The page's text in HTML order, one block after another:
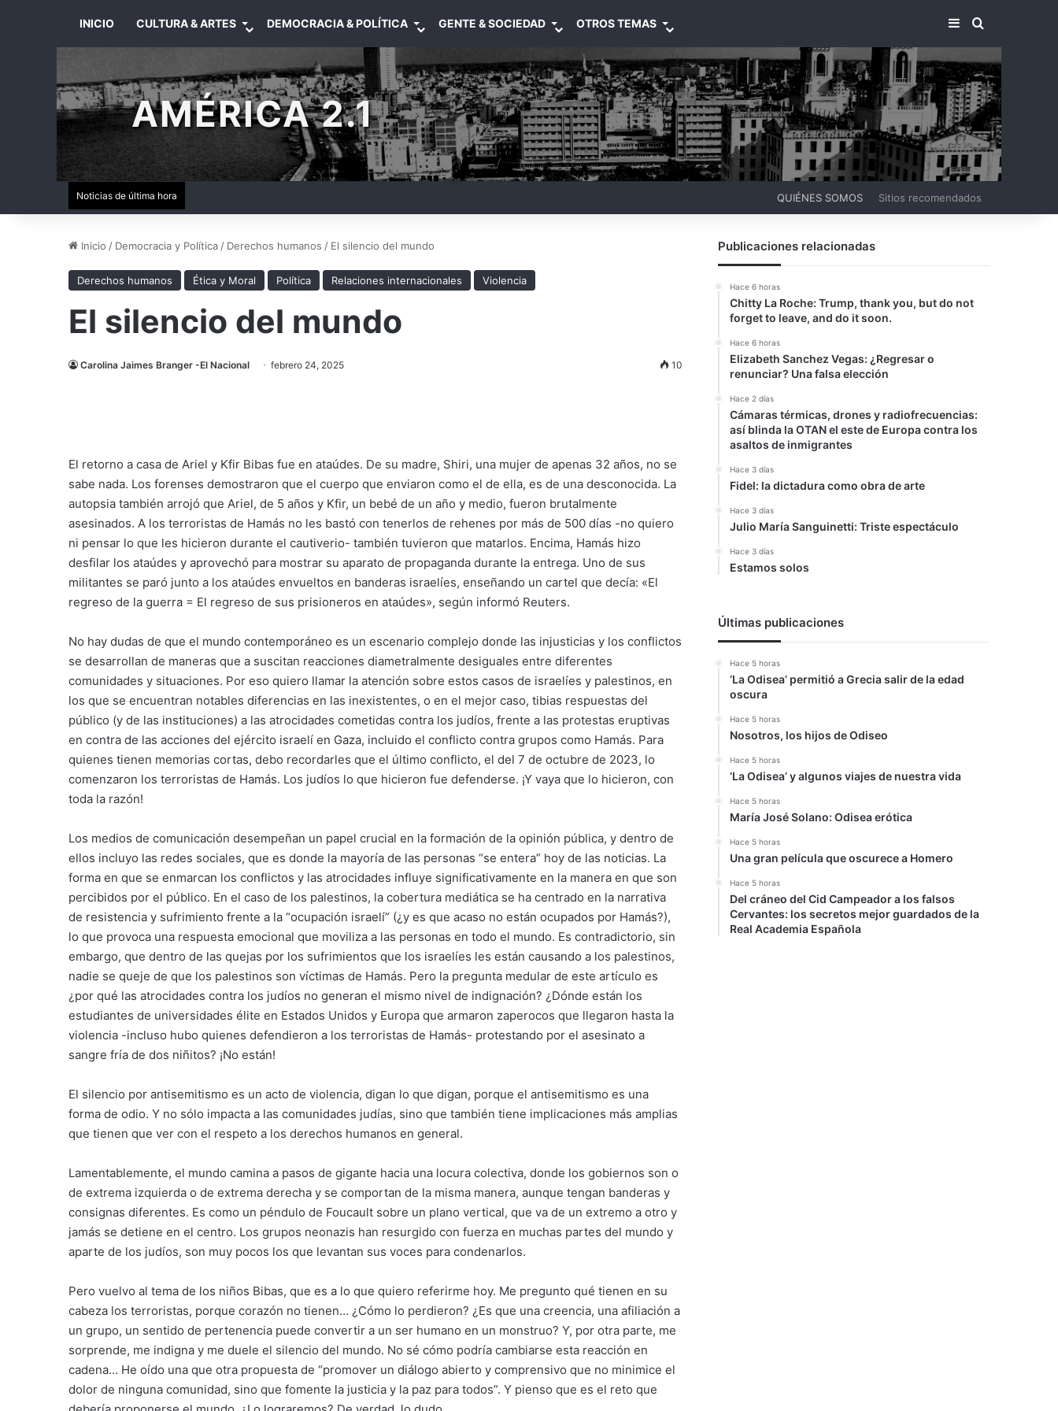
INICIO CULTURA & ARTES DEMOCRACIA & POLÍTICA GENTE & SOCIEDAD OTROS TEMAS BARRA LATERAL
BUSCAR
AMÉRICA 2.1
Noticias de última hora QUIÉNES SOMOS Sitios recomendados
Inicio / Democracia y Política / Derechos humanos / El silencio del mundo
Derechos humanos Ética y Moral Política Relaciones internacionales Violencia
El silencio del mundo
Carolina Jaimes Branger -El Nacional febrero 24, 2025 10
El retorno a casa de Ariel y Kfir Bibas fue en ataúdes. De su madre, Shiri, una mujer de apenas 32 años, no se
sabe nada. Los forenses demostraron que el cuerpo que enviaron como el de ella, es de una desconocida. La
autopsia también arrojó que Ariel, de 5 años y Kfir, un bebé de un año y medio, fueron brutalmente
asesinados. A los terroristas de Hamás no les bastó con tenerlos de rehenes por más de 500 días -no quiero
ni pensar lo que les hicieron durante el cautiverio- también tuvieron que matarlos. Encima, Hamás hizo
desfilar los ataúdes y aprovechó para mostrar su aparato de propaganda durante la entrega. Uno de sus
militantes se paró junto a los ataúdes envueltos en banderas israelíes, enseñando un cartel que decía: «El
regreso de la guerra = El regreso de sus prisioneros en ataúdes», según informó Reuters.
No hay dudas de que el mundo contemporáneo es un escenario complejo donde las injusticias y los conflictos
se desarrollan de maneras que a suscitan reacciones diametralmente desiguales entre diferentes
comunidades y situaciones. Por eso quiero llamar la atención sobre estos casos de israelíes y palestinos, en
los que se encuentran notables diferencias en las inexistentes, o en el mejor caso, tibias respuestas del
público (y de las instituciones) a las atrocidades cometidas contra los judíos, frente a las protestas eruptivas
en contra de las acciones del ejército israelí en Gaza, incluido el conflicto contra grupos como Hamás. Para
quienes tienen memorias cortas, debo recordarles que el último conflicto, el del 7 de octubre de 2023, lo
comenzaron los terroristas de Hamás. Los judíos lo que hicieron fue defenderse. ¡Y vaya que lo hicieron, con
toda la razón!
Los medios de comunicación desempeñan un papel crucial en la formación de la opinión pública, y dentro de
ellos incluyo las redes sociales, que es donde la mayoría de las personas “se entera” hoy de las noticias. La
forma en que se enmarcan los conflictos y las atrocidades influye significativamente en la manera en que son
percibidos por el público. En el caso de los palestinos, la cobertura mediática se ha centrado en la narrativa
de resistencia y sufrimiento frente a la “ocupación israelí” (¿y es que acaso no están ocupados por Hamás?),
lo que provoca una respuesta emocional que moviliza a las personas en todo el mundo. Es contradictorio, sin
embargo, que dentro de las quejas por los sufrimientos que los israelíes les están causando a los palestinos,
nadie se queje de que los palestinos son víctimas de Hamás. Pero la pregunta medular de este artículo es
¿por qué las atrocidades contra los judíos no generan el mismo nivel de indignación? ¿Dónde están los
estudiantes de universidades élite en Estados Unidos y Europa que armaron zaperocos que llegaron hasta la
violencia -incluso hubo quienes defendieron a los terroristas de Hamás- protestando por el asesinato a
sangre fría de dos niñitos? ¡No están!
El silencio por antisemitismo es un acto de violencia, digan lo que digan, porque el antisemitismo es una
forma de odio. Y no sólo impacta a las comunidades judías, sino que también tiene implicaciones más amplias
que tienen que ver con el respeto a los derechos humanos en general.
Lamentablemente, el mundo camina a pasos de gigante hacia una locura colectiva, donde los gobiernos son o
de extrema izquierda o de extrema derecha y se comportan de la misma manera, aunque tengan banderas y
consignas diferentes. Es como un péndulo de Foucault sobre un plano vertical, que va de un extremo a otro y
jamás se detiene en el centro. Los grupos neonazis han resurgido con fuerza en muchas partes del mundo y
aparte de los judíos, son muy pocos los que levantan sus voces para condenarlos.
Pero vuelvo al tema de los niños Bibas, que es a lo que quiero referirme hoy. Me pregunto qué tienen en su
cabeza los terroristas, porque corazón no tienen… ¿Cómo lo perdieron? ¿Es que una creencia, una afiliación a
un grupo, un sentido de pertenencia puede convertir a un ser humano en un monstruo? Y, por otra parte, me
sorprende, me indigna y me duele el silencio del mundo. No sé cómo podría cambiarse esta reacción en
cadena… He oído una que otra propuesta de “promover un diálogo abierto y comprensivo que no minimice el
dolor de ninguna comunidad, sino que fomente la justicia y la paz para todos”. Y pienso que es el reto que
Publicaciones relacionadas
Hace 6 horas
Chitty La Roche: Trump, thank you, but do not
forget to leave, and do it soon.
Hace 6 horas
Elizabeth Sanchez Vegas: ¿Regresar o
renunciar? Una falsa elección
Hace 2 días
Cámaras térmicas, drones y radiofrecuencias:
así blinda la OTAN el este de Europa contra los
asaltos de inmigrantes
Hace 3 días
Fidel: la dictadura como obra de arte
Hace 3 días
Julio María Sanguinetti: Triste espectáculo
Hace 3 días
Estamos solos
Últimas publicaciones
Hace 5 horas
‘La Odisea’ permitió a Grecia salir de la edad
oscura
Hace 5 horas
Nosotros, los hijos de Odiseo
Hace 5 horas
‘La Odisea’ y algunos viajes de nuestra vida
Hace 5 horas
María José Solano: Odisea erótica
Hace 5 horas
Una gran película que oscurece a Homero
Hace 5 horas
Del cráneo del Cid Campeador a los falsos
Cervantes: los secretos mejor guardados de la
Real Academia Española